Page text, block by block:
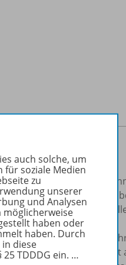
für registrierte
EineEinzellizenz
zur Nutzung durch
BiBox zum jeweiligen
endet die Lizenzlaufzeit
auch solche, um
für soziale Medien
zu
unserer
und Analysen
haben oder
haben. Durch
in diese
TDDDG ein. …